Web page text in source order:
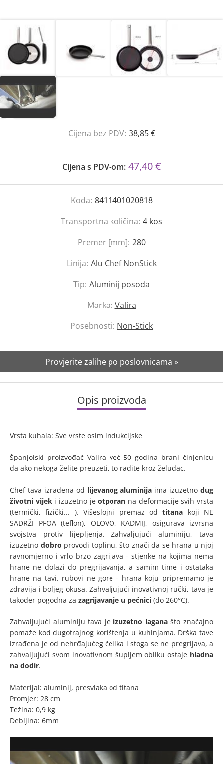
Cijena bez PDV: 38,85 €
Cijena s PDV-om: 47,40 €
Koda: 8411401020818
Transportna količina: 4 kos
Premer [mm]: 280
Linija: Alu Chef NonStick
Tip: Aluminij posoda
Marka: Valira
Posebnosti: Non-Stick
Provjerite zalihe po poslovnicama »
Opis proizvoda
Vrsta kuhala: Sve vrste osim indukcijske
Španjolski proizvođač Valira već 50 godina brani činjenicu
da ako nekoga želite preuzeti, to radite kroz želudac.
Chef tava izrađena od lijevanog aluminija ima izuzetno dug
životni vijeki izuzetno jeotporan na deformacije svih vrsta
(termički, fizički... ). Višeslojni premaz odtitana koji NE
SADRŽI PFOA (teflon), OLOVO, KADMIJ, osigurava izvrsna
svojstva protiv lijepljenja. Zahvaljujući aluminiju, tava
izuzetno dobro provodi toplinu, što znači da se hrana u njoj
ravnomjerno i vrlo brzo zagrijava - stjenke na kojima nema
hrane ne dolazi do pregrijavanja, a samim time i ostataka
hrane na tavi. rubovi ne gore - hrana koju pripremamo je
zdravija i boljeg okusa. Zahvaljujući inovativnoj ručki, tava je
također pogodna za zagrijavanje u pećnici (do 260°C).
Zahvaljujući aluminiju tava je izuzetno laganašto značajno
pomaže kod dugotrajnog korištenja u kuhinjama. Drška tave
izrađena je od nehrđajućeg čelika i stoga se ne pregrijava, a
zahvaljujući svom inovativnom šupljem obliku ostaje hladna
na dodir.
Materijal: aluminij, presvlaka od titana
Promjer: 28 cm
Težina: 0,9 kg
Debljina: 6mm